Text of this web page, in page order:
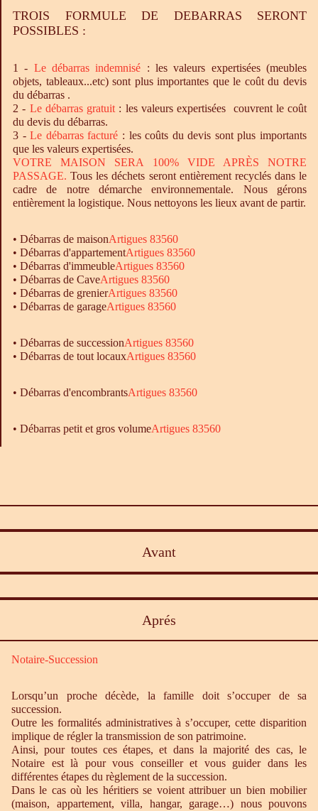
TROIS FORMULE DE DEBARRAS SERONT
POSSIBLES :
1 - Ledébarras indemnisé : les valeurs expertisées (meubles
objets, tableaux...etc) sont plus importantes que le coût du devis
du débarras .
2 - Le débarrasgratuit : les valeurs expertisées couvrent le coût
du devis du débarras.
3 -Le débarrasfacturé : les coûts du devis sont plus importants
que les valeurs expertisées.
VOTRE MAISON SERA 100% VIDE APRÈS NOTRE
PASSAGE. Tous les déchets seront entièrement recyclés dans le
cadre de notre démarche environnementale. Nous gérons
entièrement la logistique. Nous nettoyons les lieux avant de partir.
• Débarras de maisonArtigues 83560
• Débarras d'appartementArtigues 83560
• Débarras d'immeubleArtigues 83560
• Débarras de CaveArtigues 83560
• Débarras de grenierArtigues 83560
• Débarras de garageArtigues 83560
• Débarras de successionArtigues 83560
• Débarras de tout locauxArtigues 83560
• Débarras d'encombrantsArtigues 83560
• Débarras petit et gros volumeArtigues 83560
Avant
Aprés
Notaire-Succession
Lorsqu’un proche décède, la famille doit s’occuper de sa
succession.
Outre les formalités administratives à s’occuper, cette disparition
implique de régler la transmission de son patrimoine.
Ainsi, pour toutes ces étapes, et dans la majorité des cas, le
Notaire est là pour vous conseiller et vous guider dans les
différentes étapes du règlement de la succession.
Dans le cas où les héritiers se voient attribuer un bien mobilier
(maison, appartement, villa, hangar, garage…) nous pouvons